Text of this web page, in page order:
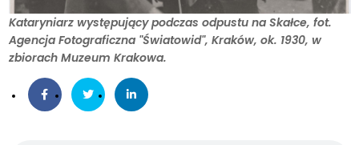
Kataryniarz występujący podczas odpustu na Skałce, fot.
Agencja Fotograficzna "Światowid", Kraków, ok. 1930, w
zbiorach Muzeum Krakowa.